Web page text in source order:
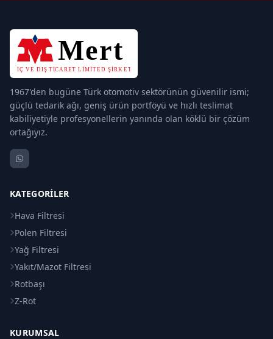
1967'den bugüne Türk otomotiv sektörünün güvenilir ismi;
güçlü tedarik ağı, geniş ürün portföyü ve hızlı teslimat
kabiliyetiyle profesyonellerin yanında olan köklü bir çözüm
ortağıyız.
KATEGORILER
Hava Filtresi
Polen Filtresi
Yağ Filtresi
Yakıt/Mazot Filtresi
Rotbaşı
Z-Rot
KURUMSAL